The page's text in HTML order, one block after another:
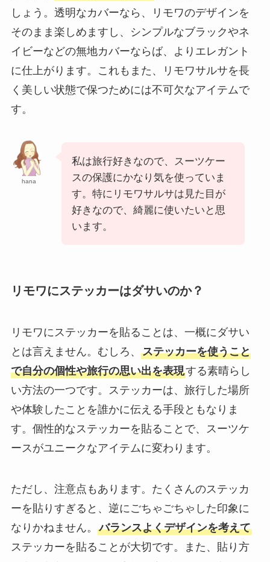
しょう。透明なカバーなら、リモワのデザインを
そのまま楽しめますし、シンプルなブラックやネ
イビーなどの無地カバーならば、よりエレガント
に仕上がります。これもまた、リモワサルサを長
く美しい状態で保つためには不可欠なアイテムで
す。
hana
私は旅行好きなので、スーツケー
スの保護にかなり気を使っていま
す。特にリモワサルサは見た目が
好きなので、綺麗に使いたいと思
います。
リモワにステッカーはダサいのか？
リモワにステッカーを貼ることは、一概にダサい
とは言えません。むしろ、 ステッカーを使うこと
で自分の個性や旅行の思い出を表現する素晴らし
い方法の一つです。ステッカーは、旅行した場所
や体験したことを誰かに伝える手段ともなりま
す。個性的なステッカーを貼ることで、スーツケ
ースがユニークなアイテムに変わります。
ただし、注意点もあります。たくさんのステッカ
ーを貼りすぎると、逆にごちゃごちゃした印象に
なりかねません。 バランスよくデザインを考えて
ステッカーを貼ることが大切です。また、貼り方